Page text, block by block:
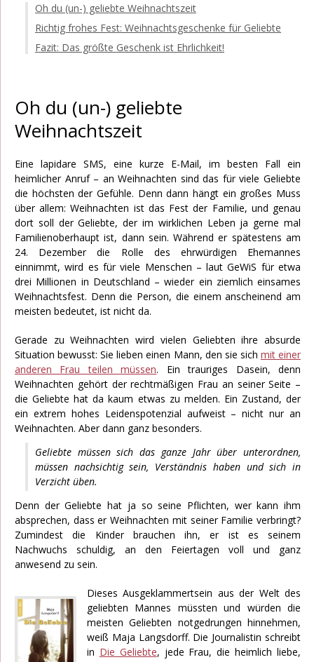
Oh du (un-) geliebte Weihnachtszeit
Richtig frohes Fest: Weihnachtsgeschenke für Geliebte
Fazit: Das größte Geschenk ist Ehrlichkeit!
Oh du (un-) geliebte
Weihnachtszeit
Eine lapidare SMS, eine kurze E-Mail, im besten Fall ein
heimlicher Anruf – an Weihnachten sind das für viele Geliebte
die höchsten der Gefühle. Denn dann hängt ein großes Muss
über allem: Weihnachten ist das Fest der Familie, und genau
dort soll der Geliebte, der im wirklichen Leben ja gerne mal
Familienoberhaupt ist, dann sein. Während er spätestens am
24. Dezember die Rolle des ehrwürdigen Ehemannes
einnimmt, wird es für viele Menschen – laut GeWiS für etwa
drei Millionen in Deutschland – wieder ein ziemlich einsames
Weihnachtsfest. Denn die Person, die einem anscheinend am
meisten bedeutet, ist nicht da.
Gerade zu Weihnachten wird vielen Geliebten ihre absurde
Situation bewusst: Sie lieben einen Mann, den sie sich mit einer
anderen Frau teilen müssen. Ein trauriges Dasein, denn
Weihnachten gehört der rechtmäßigen Frau an seiner Seite –
die Geliebte hat da kaum etwas zu melden. Ein Zustand, der
ein extrem hohes Leidenspotenzial aufweist – nicht nur an
Weihnachten. Aber dann ganz besonders.
Geliebte müssen sich das ganze Jahr über unterordnen,
müssen nachsichtig sein, Verständnis haben und sich in
Verzicht üben.
Denn der Geliebte hat ja so seine Pflichten, wer kann ihm
absprechen, dass er Weihnachten mit seiner Familie verbringt?
Zumindest die Kinder brauchen ihn, er ist es seinem
Nachwuchs schuldig, an den Feiertagen voll und ganz
anwesend zu sein.
Dieses Ausgeklammertsein aus der Welt des
geliebten Mannes müssten und würden die
meisten Geliebten notgedrungen hinnehmen,
weiß Maja Langsdorff. Die Journalistin schreibt
in Die Geliebte, jede Frau, die heimlich liebe,